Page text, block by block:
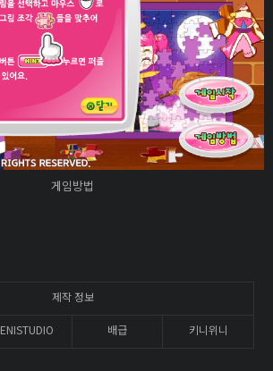
게임방법
제작 정보
ENISTUDIO 배급 키니위니